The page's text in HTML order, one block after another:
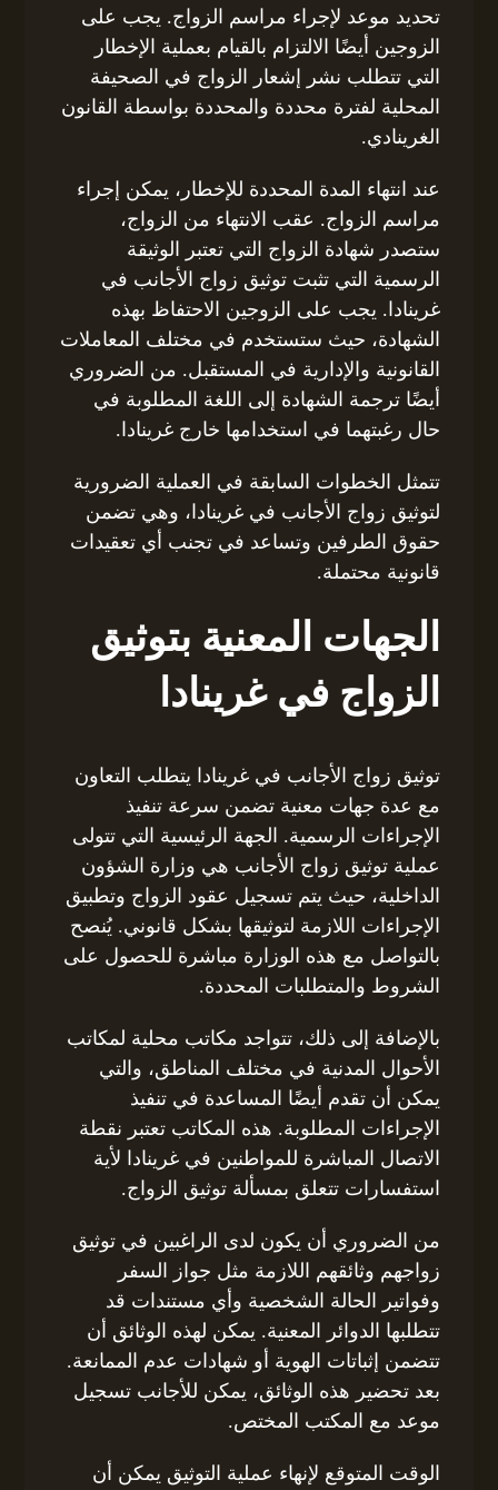
تحديد موعد لإجراء مراسم الزواج. يجب على
الزوجين أيضًا الالتزام بالقيام بعملية الإخطار
التي تتطلب نشر إشعار الزواج في الصحيفة
المحلية لفترة محددة والمحددة بواسطة القانون
الغرينادي.
عند انتهاء المدة المحددة للإخطار، يمكن إجراء
مراسم الزواج. عقب الانتهاء من الزواج،
ستصدر شهادة الزواج التي تعتبر الوثيقة
الرسمية التي تثبت توثيق زواج الأجانب في
غرينادا. يجب على الزوجين الاحتفاظ بهذه
الشهادة، حيث ستستخدم في مختلف المعاملات
القانونية والإدارية في المستقبل. من الضروري
أيضًا ترجمة الشهادة إلى اللغة المطلوبة في
حال رغبتهما في استخدامها خارج غرينادا.
تتمثل الخطوات السابقة في العملية الضرورية
لتوثيق زواج الأجانب في غرينادا، وهي تضمن
حقوق الطرفين وتساعد في تجنب أي تعقيدات
قانونية محتملة.
الجهات المعنية بتوثيق
الزواج في غرينادا
توثيق زواج الأجانب في غرينادا يتطلب التعاون
مع عدة جهات معنية تضمن سرعة تنفيذ
الإجراءات الرسمية. الجهة الرئيسية التي تتولى
عملية توثيق زواج الأجانب هي وزارة الشؤون
الداخلية، حيث يتم تسجيل عقود الزواج وتطبيق
الإجراءات اللازمة لتوثيقها بشكل قانوني. يُنصح
بالتواصل مع هذه الوزارة مباشرة للحصول على
الشروط والمتطلبات المحددة.
بالإضافة إلى ذلك، تتواجد مكاتب محلية لمكاتب
الأحوال المدنية في مختلف المناطق، والتي
يمكن أن تقدم أيضًا المساعدة في تنفيذ
الإجراءات المطلوبة. هذه المكاتب تعتبر نقطة
الاتصال المباشرة للمواطنين في غرينادا لأية
استفسارات تتعلق بمسألة توثيق الزواج.
من الضروري أن يكون لدى الراغبين في توثيق
زواجهم وثائقهم اللازمة مثل جواز السفر
وفواتير الحالة الشخصية وأي مستندات قد
تتطلبها الدوائر المعنية. يمكن لهذه الوثائق أن
تتضمن إثباتات الهوية أو شهادات عدم الممانعة.
بعد تحضير هذه الوثائق، يمكن للأجانب تسجيل
موعد مع المكتب المختص.
الوقت المتوقع لإنهاء عملية التوثيق يمكن أن